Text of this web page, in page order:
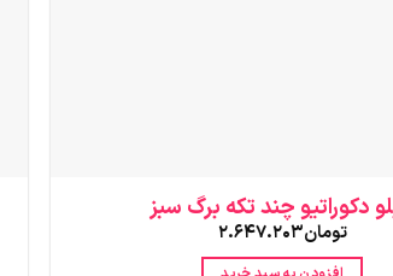
دکوراتیو چند تکه برگ سبز
تومان2.647.203